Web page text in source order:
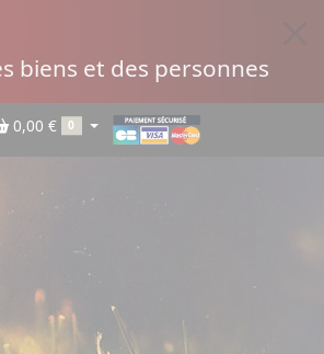
biens et des personnes
0,00 € 0